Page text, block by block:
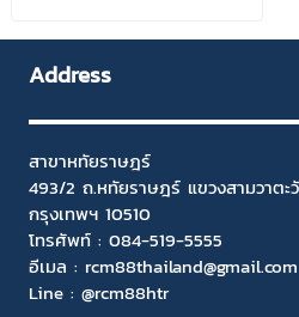
Address
สาขาหทัยราษฎร์
493/2 ถ.หทัยราษฎร์ แขวงสามวาตะ
กรุงเทพฯ 10510
โทรศัพท์ : 084-519-5555
อีเมล : rcm88thailand@gmail.com
Line : @rcm88htr